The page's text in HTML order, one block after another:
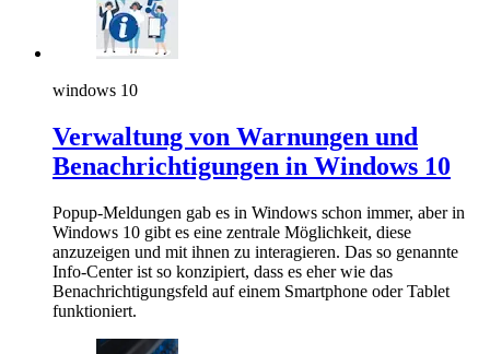
windows 10
Verwaltung von Warnungen und
Benachrichtigungen in Windows 10
Popup-Meldungen gab es in Windows schon immer, aber in
Windows 10 gibt es eine zentrale Möglichkeit, diese
anzuzeigen und mit ihnen zu interagieren. Das so genannte
Info-Center ist so konzipiert, dass es eher wie das
Benachrichtigungsfeld auf einem Smartphone oder Tablet
funktioniert.